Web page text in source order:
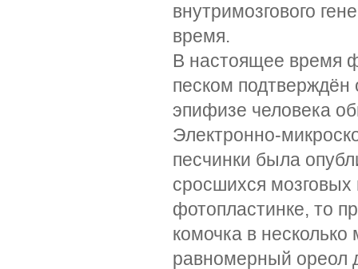
внутримозгового
время.
В настоящее время
песком
эпифизе человека
Электронно-
песчинки была
сросшихся мозговых
фотопластинке, то
комочка в
равномерный ореол